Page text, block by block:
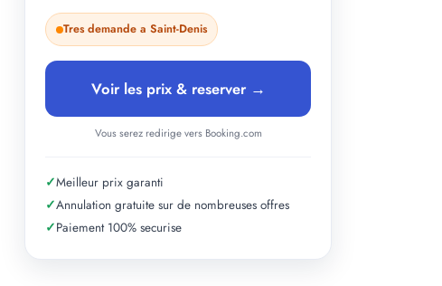
Tres demande a Saint-Denis
Voir les prix & reserver →
Vous serez redirige vers Booking.com
✓Meilleur prix garanti
✓Annulation gratuite sur de nombreuses offres
✓Paiement 100% securise